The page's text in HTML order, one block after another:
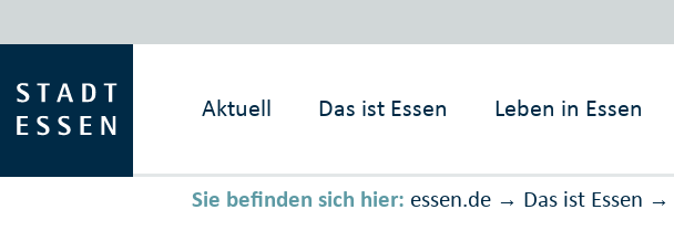
Aktuell Das ist Essen Leben in Essen
Sie befinden sich hier: essen.de → Das ist Essen →